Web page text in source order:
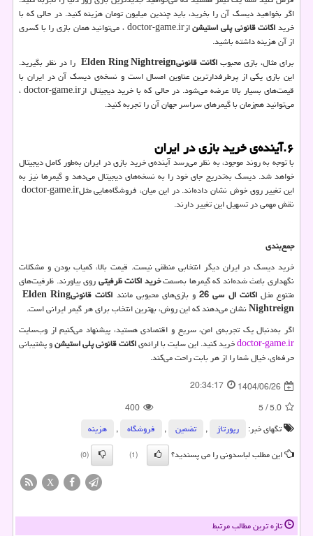
اگر بخواهید دیسک آن را بخرید، باید چندین میلیون تومان هزینه کنید. در حالی که با
خریداکانت قانونی پلی استیشنازdoctor-game.ir، می‌توانید همان بازی را با کسری
از آن هزینه داشته باشید.
برای مثال، بازی محبوباکانت قانونیElden Ring Nightreign را در نظر بگیرید.
این بازی یکی از پرطرفدارترین عناوین امسال است و نسخه‌ی دیسک آن در ایران با
قیمت‌های بسیار بالا عرضه می‌شود. در حالی که با خرید دیجیتال ازdoctor-game.ir،
می‌توانید هم‌زمان با گیمرهای سراسر جهان آن را تجربه کنید.
۶.آینده‌ی خرید بازی در ایران
با توجه به روند موجود، به نظر می‌رسد آینده‌ی خرید بازی در ایران به‌طور کامل دیجیتال
خواهد شد. دیسک به‌تدریج جای خود را به نسخه‌های دیجیتال می‌دهد و گیمرها نیز به
این تغییر روی خوش نشان داده‌اند. در این میان، فروشگاه‌هایی مثلdoctor-game.ir
نقش مهمی در تسهیل این تغییر دارند.
جمع‌بندی
خرید دیسک در ایران دیگر انتخابی منطقی نیست. قیمت بالا، کمیاب بودن و مشکلات
نگهداری باعث شده‌اند که گیمرها به‌سمتخرید اکانت ظرفیتیروی بیاورند. ظرفیت‌های
متنوع مثلاکانت ال سی 26 و بازی‌های محبوبی مانند اکانت قانونیElden Ring
Nightreignنشان می‌دهند که این روش، بهترین انتخاب برای هر گیمر ایرانی است.
اگر به‌دنبال یک تجربه‌ی امن، سریع و اقتصادی هستید، پیشنهاد می‌کنیم از وب‌سایت
doctor-game.irخرید کنید. این سایت با ارائه‌یاکانت قانونی پلی استیشنو پشتیبانی
حرفه‌ای، خیال شما را از هر بابت راحت می‌کند.
1404/06/26
20:34:17
5.0
/
5
400
تگهای خبر:
رپورتاژ , تضمین , فروشگاه ,
هزینه
این مطلب لباسدونی را می پسندید؟
(1)
(0)
X
تازه ترین مطالب مرتبط